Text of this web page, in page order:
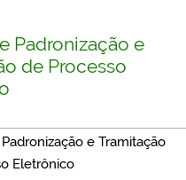
Padronização e
de Processo
e Tramitação
Eletrônico